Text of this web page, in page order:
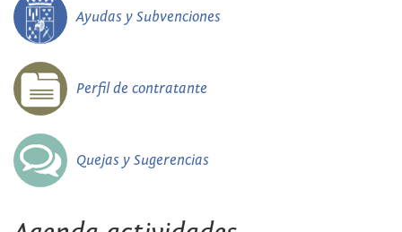
Ayudas y Subvenciones
Perfil de contratante
Quejas y Sugerencias